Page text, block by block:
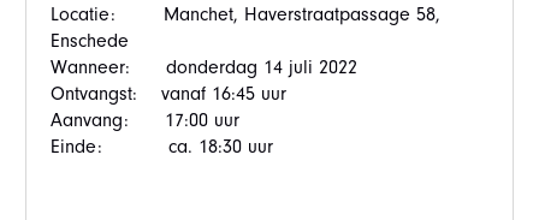
Locatie: Manchet, Haverstraatpassage 58,
Enschede
Wanneer: donderdag 14 juli 2022
Ontvangst: vanaf 16:45 uur
Aanvang: 17:00 uur
Einde: ca. 18:30 uur